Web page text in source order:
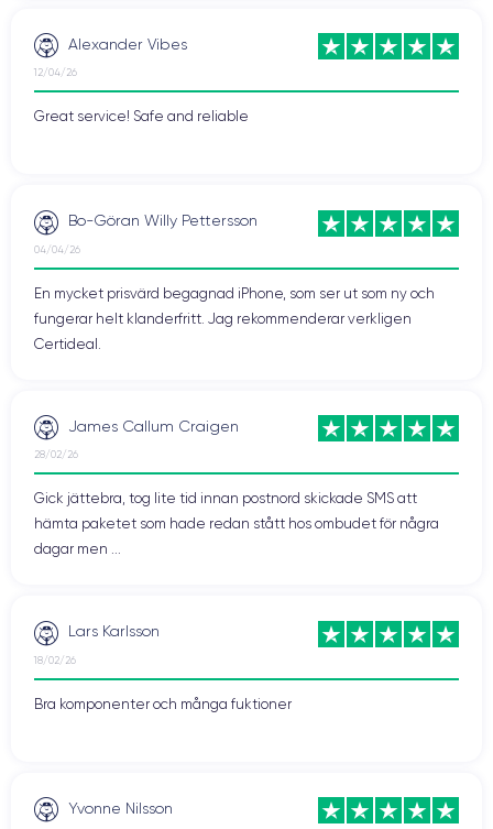
Alexander Vibes
12/04/26
Great service! Safe and reliable
Bo-Göran Willy Pettersson
04/04/26
En mycket prisvärd begagnad iPhone, som ser ut som ny och
fungerar helt klanderfritt. Jag rekommenderar verkligen
Certideal.
James Callum Craigen
28/02/26
Gick jättebra, tog lite tid innan postnord skickade SMS att
hämta paketet som hade redan stått hos ombudet för några
dagar men ...
Lars Karlsson
18/02/26
Bra komponenter och många fuktioner
Yvonne Nilsson